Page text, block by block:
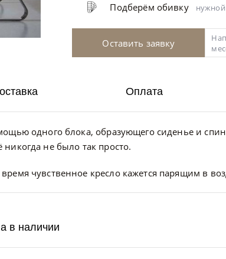
Подберём обивку нужной
Оставить заявку
одного блока, образующего сиденье и
не было так просто.
чувственное кресло кажется парящим в
Оплата
в наличии